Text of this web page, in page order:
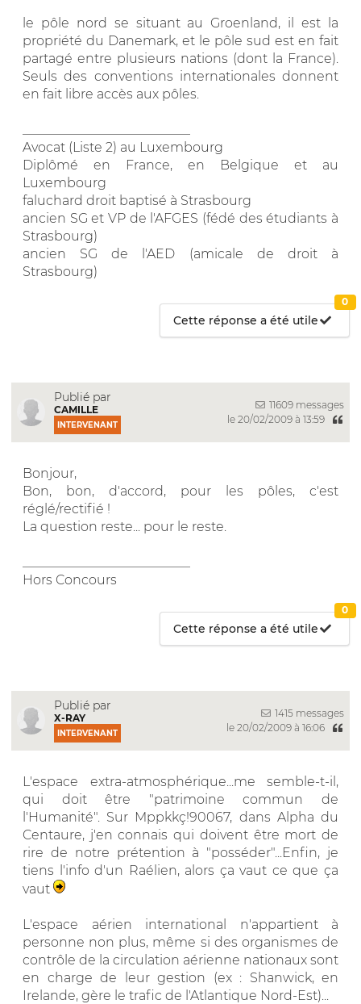
le pôle nord se situant au Groenland, il est la
propriété du Danemark, et le pôle sud est en fait
partagé entre plusieurs nations (dont la France).
Seuls des conventions internationales donnent
en fait libre accès aux pôles.
Avocat (Liste 2) au Luxembourg
Diplômé en France, en Belgique et au
Luxembourg
faluchard droit baptisé à Strasbourg
ancien SG et VP de l'AFGES (fédé des étudiants à
Strasbourg)
ancien SG de l'AED (amicale de droit à
Strasbourg)
Cette réponse a été utile
0
Publié par
CAMILLE
INTERVENANT
11609 messages
le 20/02/2009 à 13:59
Bonjour,
Bon, bon, d'accord, pour les pôles, c'est
réglé/rectifié !
La question reste... pour le reste.
Hors Concours
Cette réponse a été utile
0
Publié par
X-RAY
INTERVENANT
1415 messages
le 20/02/2009 à 16:06
L'espace extra-atmosphérique...me semble-t-il,
qui doit être "patrimoine commun de
l'Humanité". Sur Mppkkç!90067, dans Alpha du
Centaure, j'en connais qui doivent être mort de
rire de notre prétention à "posséder"...Enfin, je
tiens l'info d'un Raélien, alors ça vaut ce que ça
vaut
L'espace aérien international n'appartient à
personne non plus, même si des organismes de
contrôle de la circulation aérienne nationaux sont
en charge de leur gestion (ex : Shanwick, en
Irelande, gère le trafic de l'Atlantique Nord-Est)...